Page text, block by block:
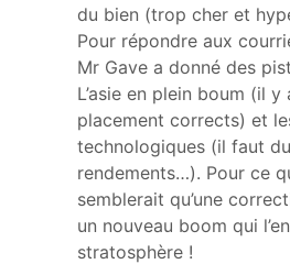
du bien (trop cher et
Pour répondre aux
Mr Gave a donné des
L’asie en plein boum (il
placement corrects) et
technologiques (il faut
rendements…). Pour ce
semblerait qu’une
un nouveau boom qui
stratosphère !